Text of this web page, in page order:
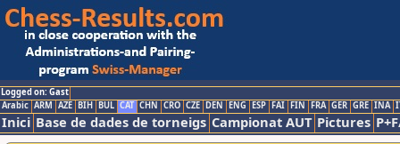
Logged on: Gast
Arabic ARM AZE BIH BUL CAT CHN CRO CZE DEN ENG ESP FAI FIN FRA GER GRE INA
Inici Base de dades de torneigs Campionat AUT Pictures